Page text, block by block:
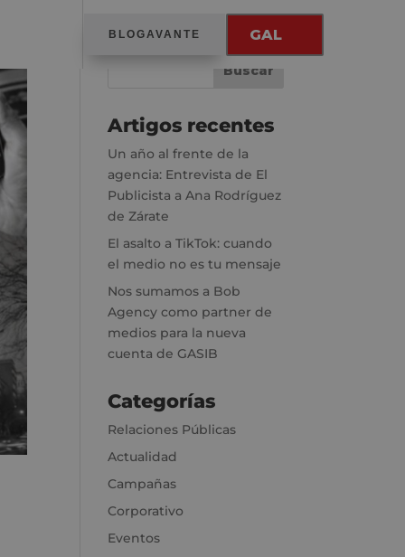
BLOGAVANTE GAL
Artigos recentes
Un año al frente de la
agencia: Entrevista de El
Publicista a Ana Rodríguez
de Zárate
El asalto a TikTok: cuando
el medio no es tu mensaje
Nos sumamos a Bob
Agency como partner de
medios para la nueva
cuenta de GASIB
Categorías
Relaciones Públicas
Actualidad
Campañas
Corporativo
Eventos